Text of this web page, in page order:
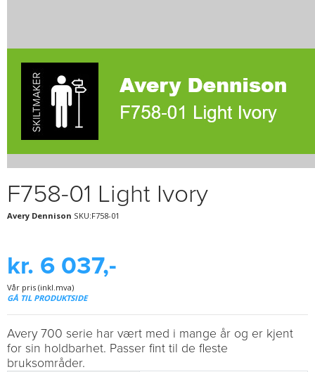
F758-01 Light Ivory
Avery Dennison SKU:F758-01
kr. 6 037,-
Vår pris (inkl.mva)
GÅ TIL PRODUKTSIDE
Avery 700 serie har vært med i mange år og er kjent
for sin holdbarhet. Passer fint til de fleste
bruksområder.